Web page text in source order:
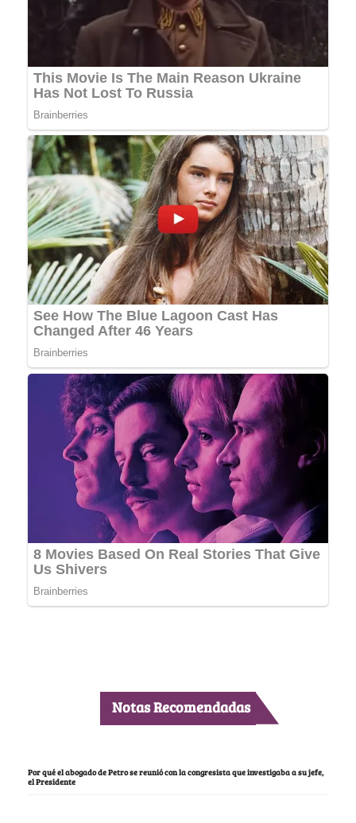
Notas Recomendadas
Por qué el abogado de Petro se reunió con la congresista que investigaba a su jefe,
el Presidente